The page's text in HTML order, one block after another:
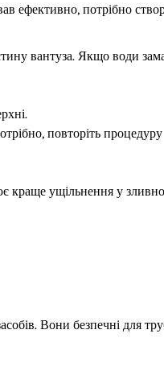
ефективно, потрібно
вантуза. Якщо води
повторіть процедуру
краще ущільнення у
Вони безпечні для